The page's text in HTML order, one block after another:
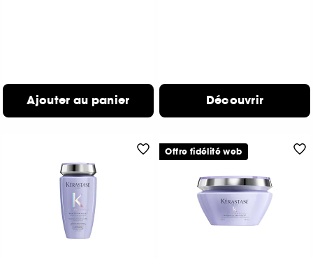
Ajouter au panier Découvrir
Offre fidélité web